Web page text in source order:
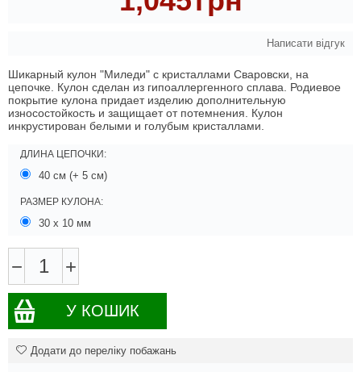
Написати відгук
Шикарный кулон "Миледи" с кристаллами Сваровски, на
цепочке. Кулон сделан из гипоаллергенного сплава. Родиевое
покрытие кулона придает изделию дополнительную
износостойкость и защищает от потемнения. Кулон
инкрустирован белыми и голубым кристаллами.
ДЛИНА ЦЕПОЧКИ:
40 см (+ 5 см)
РАЗМЕР КУЛОНА:
30 х 10 мм
− +
У КОШИК
Додати до переліку побажань